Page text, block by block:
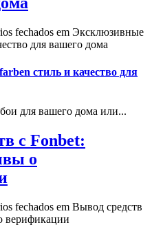
fechados em Эксклюзивные
для вашего дома
стиль и качество для
для вашего дома или...
с Fonbet:
о
fechados em Вывод средств
верификации